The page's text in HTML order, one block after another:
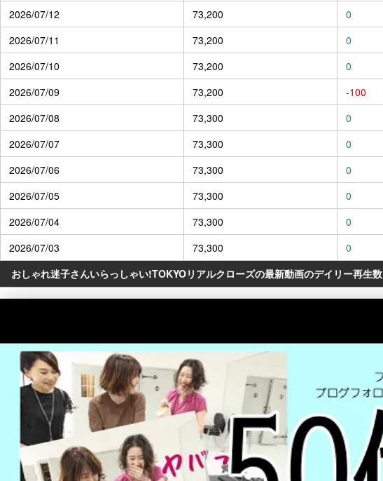
2026/07/12
73,200 0
2026/07/11
73,200 0
2026/07/10
73,200 0
2026/07/09
73,200 -100
2026/07/08
73,300 0
2026/07/07
73,300 0
2026/07/06
73,300 0
2026/07/05
73,300 0
2026/07/04
73,300 0
2026/07/03
73,300 0
おしゃれ迷子さんいらっしゃい!TOKYOリアルクローズの最新動画のデイリー再生数